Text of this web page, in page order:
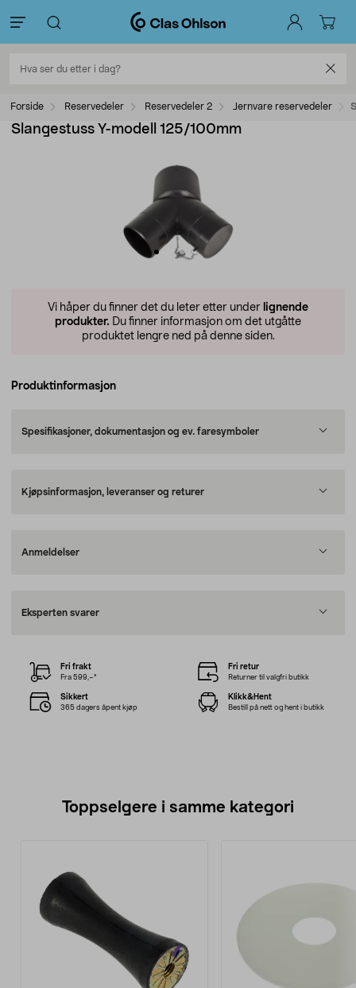
Forside Reservedeler Reservedeler 2 Jernvare reservedeler
Slangestuss Y-modell 125/100mm
Vi håper du finner det du leter etter under lignende
produkter. Du finner informasjon om det utgåtte
produktet lengre ned på denne siden.
Produktinformasjon
Spesifikasjoner, dokumentasjon og ev. faresymboler
Kjøpsinformasjon, leveranser og returer
Anmeldelser
Eksperten svarer
Fri frakt
Fra 599,–*
Fri retur
Returner til valgfri butikk
Sikkert
365 dagers åpent kjøp
Klikk&Hent
Bestill på nett og hent i butikk
Toppselgere i samme kategori